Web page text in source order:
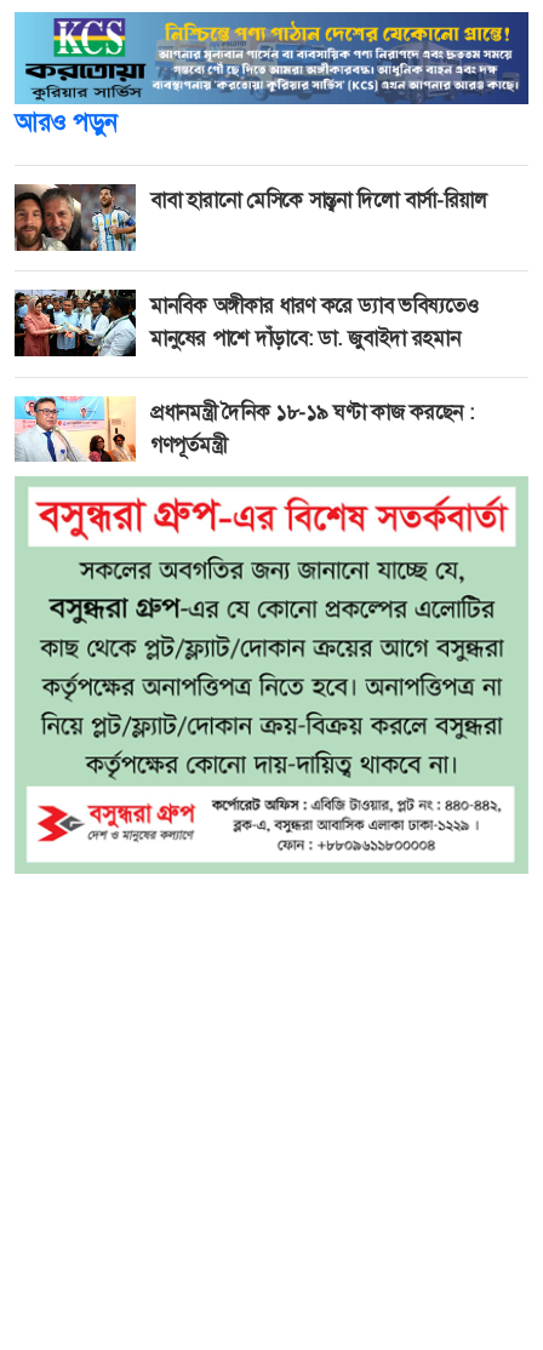
আরও পড়ুন
বাবা হারানো মেসিকে সান্ত্বনা দিলো বার্সা-রিয়াল
মানবিক অঙ্গীকার ধারণ করে ড্যাব ভবিষ্যতেও
মানুষের পাশে দাঁড়াবে: ডা. জুবাইদা রহমান
প্রধানমন্ত্রী দৈনিক ১৮-১৯ ঘণ্টা কাজ করছেন :
গণপূর্তমন্ত্রী